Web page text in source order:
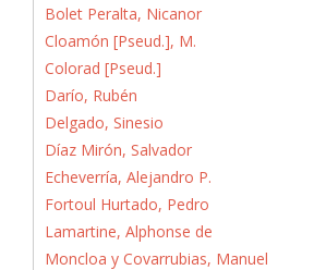
Bolet Peralta, Nicanor
Cloamón [Pseud.], M.
Colorad [Pseud.]
Darío, Rubén
Delgado, Sinesio
Díaz Mirón, Salvador
Echeverría, Alejandro P.
Fortoul Hurtado, Pedro
Lamartine, Alphonse de
Moncloa y Covarrubias, Manuel